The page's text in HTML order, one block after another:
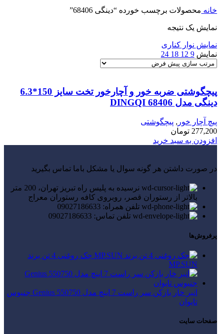
خانه محصولات برچسب خورده “دینگی 68406”
نمایش یک نتیجه
نمایش نوار کناری
نمایش 9
12
18
24
پیچگوشتی ضربه خور و آچارخور تخت سایز 150*6.3
دینگی مدل 68406 DINGQI
پیچ آچار خور , پیچگوشتی
277,200 تومان
افزودن به سبد خرید
در صورت داشتن هر گونه سوال یا مشکل باما تماس بگیرید
نرسیده به پلیس راه تبریز تهران، 200 متر
بالاتر از رستوران قصر، روبروی کافه رستوران معراج
تلفن همراه: 09027186633
تلفن تماس: 09027186633
پرفروش‌ها
جک روغنی 4 تن برند
MP.SUN
انبر خار بازکن سر راست 7 اینچ مدل Genius 550750 جنیوس
تایوان
صفحات سایت